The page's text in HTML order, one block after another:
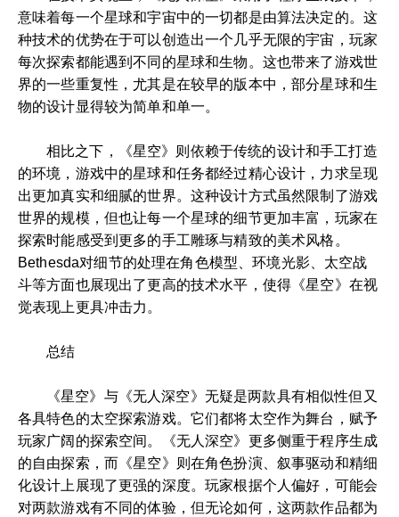
意味着每一个星球和宇宙中的一切都是由算法决定的。这
种技术的优势在于可以创造出一个几乎无限的宇宙，玩家
每次探索都能遇到不同的星球和生物。这也带来了游戏世
界的一些重复性，尤其是在较早的版本中，部分星球和生
物的设计显得较为简单和单一。
相比之下，《星空》则依赖于传统的设计和手工打造
的环境，游戏中的星球和任务都经过精心设计，力求呈现
出更加真实和细腻的世界。这种设计方式虽然限制了游戏
世界的规模，但也让每一个星球的细节更加丰富，玩家在
探索时能感受到更多的手工雕琢与精致的美术风格。
Bethesda对细节的处理在角色模型、环境光影、太空战
斗等方面也展现出了更高的技术水平，使得《星空》在视
觉表现上更具冲击力。
总结
《星空》与《无人深空》无疑是两款具有相似性但又
各具特色的太空探索游戏。它们都将太空作为舞台，赋予
玩家广阔的探索空间。《无人深空》更多侧重于程序生成
的自由探索，而《星空》则在角色扮演、叙事驱动和精细
化设计上展现了更强的深度。玩家根据个人偏好，可能会
对两款游戏有不同的体验，但无论如何，这两款作品都为